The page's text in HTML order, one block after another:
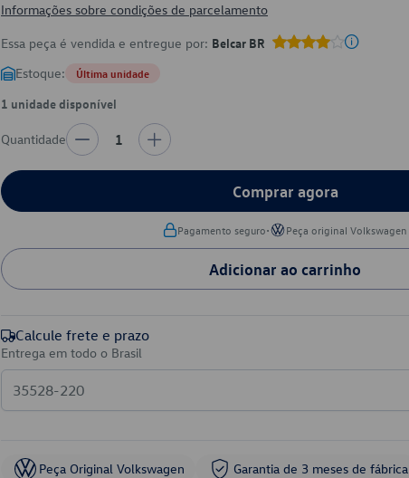
Informações sobre condições de parcelamento
Essa peça é vendida e entregue por: Belcar BR
Estoque: Última unidade
1 unidade disponível
Quantidade 1
Comprar agora
Pagamento seguro• Peça original Volkswagen
Adicionar ao carrinho
Calcule frete e prazo
Entrega em todo o Brasil
Peça Original Volkswagen Garantia de 3 meses de fábrica